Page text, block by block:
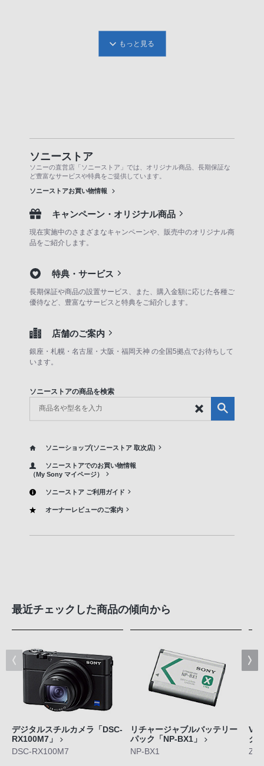
もっと見る
ソニーストア
ソニーの直営店「ソニーストア」では、オリジナル商品、長期保証な
ど豊富なサービスや特典をご提供しています。
ソニーストアお買い物情報
キャンペーン・オリジナル商品
現在実施中のさまざまなキャンペーンや、販売中のオリジナル商
品をご紹介します。
特典・サービス
長期保証や商品の設置サービス、また、購入金額に応じた各種ご
優待など、豊富なサービスと特典をご紹介します。
店舗のご案内
銀座・札幌・名古屋・大阪・福岡天神 の全国5拠点でお待ちして
います。
ソニーストアの商品を検索
ソニーショップ(ソニーストア 取次店)
ソニーストアでのお買い物情報
（My Sony マイページ）
ソニーストア ご利用ガイド
オーナーレビューのご案内
最近チェックした商品の傾向から
デジタルスチルカメラ「DSC-
RX100M7」
DSC-RX100M7
リチャージャブルバッテリー
パック「NP-BX1」
NP-BX1
ク
ZV-